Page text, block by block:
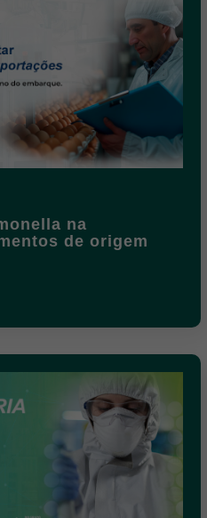
na
de origem